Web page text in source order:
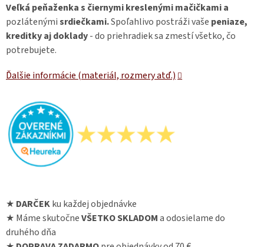
Veľká peňaženka s čiernymi kreslenými mačičkamia
pozlátenýmisrdiečkami.Spoľahlivo postráži vaše peniaze,
kreditky aj doklady- do priehradiek sa zmestí všetko, čo
potrebujete.
Ďalšie informácie (materiál, rozmery atď.)
★ DARČEKku každej objednávke
★ Máme skutočneVŠETKO SKLADOMa odosielame do
druhého dňa